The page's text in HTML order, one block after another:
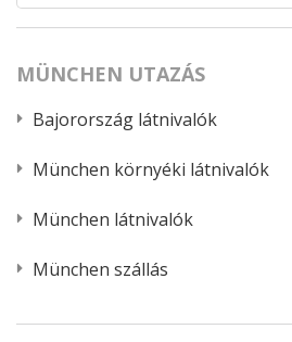
MÜNCHEN UTAZÁS
Bajorország látnivalók
München környéki látnivalók
München látnivalók
München szállás